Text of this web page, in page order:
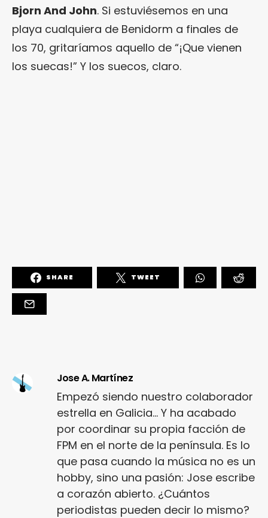
Bjorn And John. Si estuviésemos en una
playa cualquiera de Benidorm a finales de
los 70, gritaríamos aquello de “¡Que vienen
los suecas!” Y los suecos, claro.
SHARE TWEET
Jose A. Martínez
Empezó siendo nuestro colaborador
estrella en Galicia... Y ha acabado
por coordinar su propia facción de
FPM en el norte de la península. Es lo
que pasa cuando la música no es un
hobby, sino una pasión: Jose escribe
a corazón abierto. ¿Cuántos
periodistas pueden decir lo mismo?